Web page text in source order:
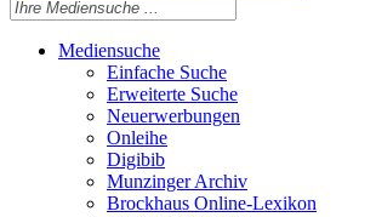
Mediensuche
Einfache Suche
Erweiterte Suche
Neuerwerbungen
Onleihe
Digibib
Munzinger Archiv
Brockhaus Online-Lexikon